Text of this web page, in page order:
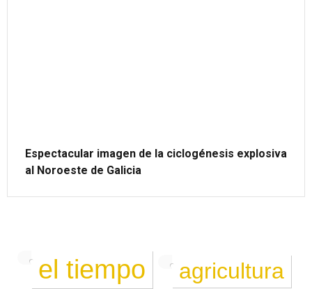
Espectacular imagen de la ciclogénesis explosiva
al Noroeste de Galicia
el tiempo agricultura